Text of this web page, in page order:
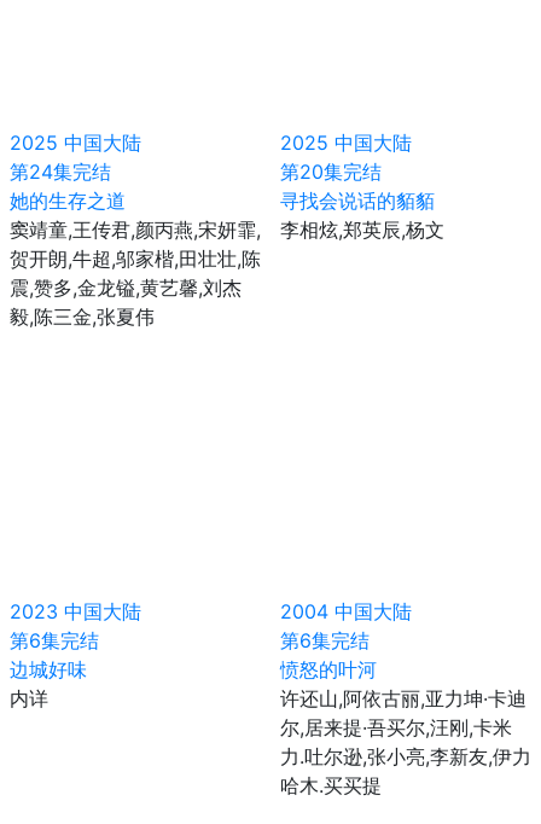
2025 中国大陆
第24集完结
她的生存之道
窦靖童,王传君,颜丙燕,宋妍霏,
贺开朗,牛超,邬家楷,田壮壮,陈
震,赞多,金龙镒,黄艺馨,刘杰
毅,陈三金,张夏伟
2025 中国大陆
第20集完结
寻找会说话的貊貊
李相炫,郑英辰,杨文
2023 中国大陆
第6集完结
边城好味
内详
2004 中国大陆
第6集完结
愤怒的叶河
许还山,阿依古丽,亚力坤·卡迪
尔,居来提·吾买尔,汪刚,卡米
力.吐尔逊,张小亮,李新友,伊力
哈木.买买提